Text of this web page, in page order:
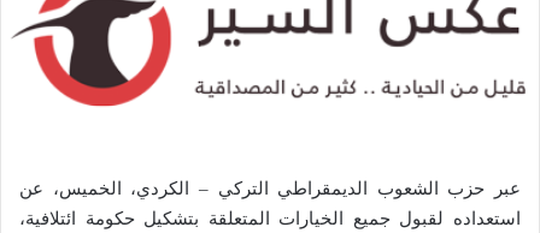
عبر حزب الشعوب الديمقراطي التركي – الكردي، الخميس، عن
استعداده لقبول جميع الخيارات المتعلقة بتشكيل حكومة ائتلافية،